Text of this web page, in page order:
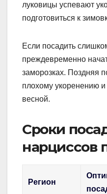
луковицы успевают
подготовиться к
Если посадить
преждевременно
заморозках. Поздняя
плохому укоренению
весной.
Сроки
нарциссов
Регион